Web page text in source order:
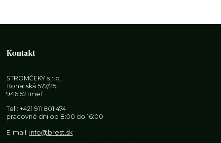
Kontakt
STROMČEKY s.r.o.
Bohatská 577/25
946 52 Imeľ
Tel.:+421 911 801 474
pracovné dni od 8:00 do 16:00
E-mail: info@brest.sk